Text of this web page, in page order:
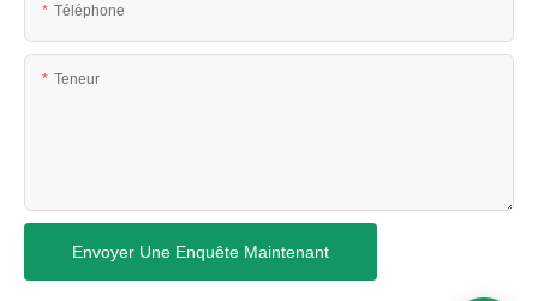
Téléphone
Teneur
Envoyer Une Enquête Maintenant